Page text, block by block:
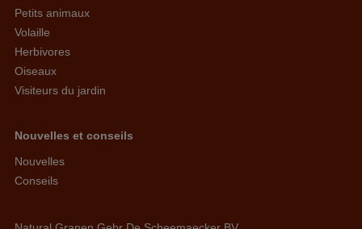
Petits animaux
Volaille
Herbivores
Oiseaux
Visiteurs du jardin
Nouvelles et conseils
Nouvelles
Conseils